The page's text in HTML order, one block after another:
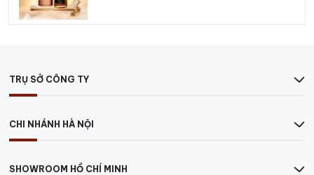
TRỤ SỞ CÔNG TY
CHI NHÁNH HÀ NỘI
SHOWROOM HỒ CHÍ MINH